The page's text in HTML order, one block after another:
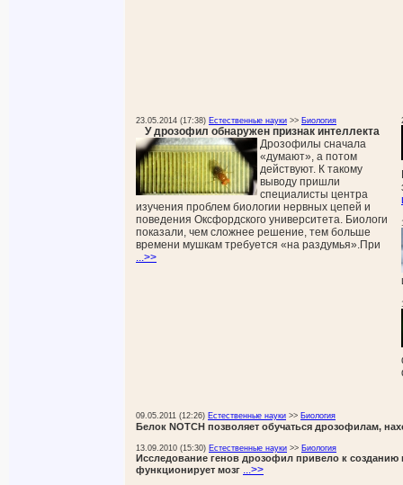
23.05.2014 (17:38) Естественные науки >> Биология
У дрозофил обнаружен признак интеллекта
Дрозофилы сначала
«думают», а потом
действуют. К такому
выводу пришли
специалисты центра
изучения проблем биологии нервных цепей и
поведения Оксфордского университета. Биологи
показали, чем сложнее решение, тем больше
времени мушкам требуется «на раздумья».При
...>>
09.05.2011 (12:26) Естественные науки >> Биология
Белок NOTCH позволяет обучаться дрозофилам,
13.09.2010 (15:30) Естественные науки >> Биология
Исследование генов дрозофил привело к созданию
функционирует мозг
...>>